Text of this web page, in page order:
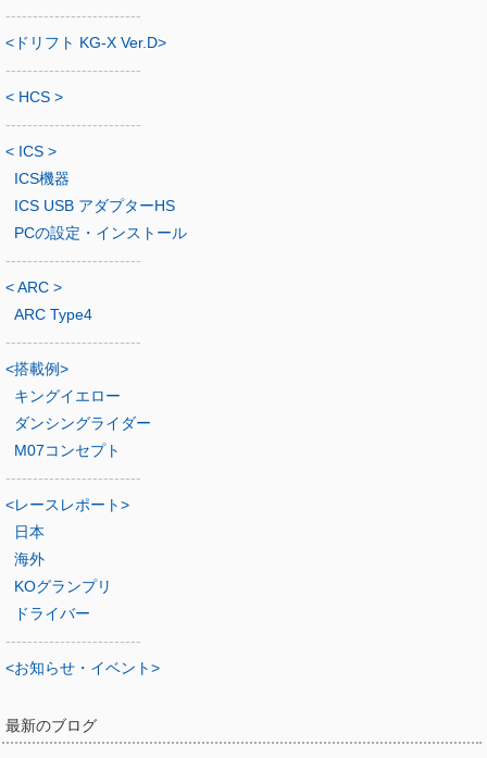
-------------------------
<ドリフト KG-X Ver.D>
-------------------------
< HCS >
-------------------------
< ICS >
ICS機器
ICS USB アダプターHS
PCの設定・インストール
-------------------------
< ARC >
ARC Type4
-------------------------
<搭載例>
キングイエロー
ダンシングライダー
M07コンセプト
-------------------------
<レースレポート>
日本
海外
KOグランプリ
ドライバー
-------------------------
<お知らせ・イベント>
最新のブログ